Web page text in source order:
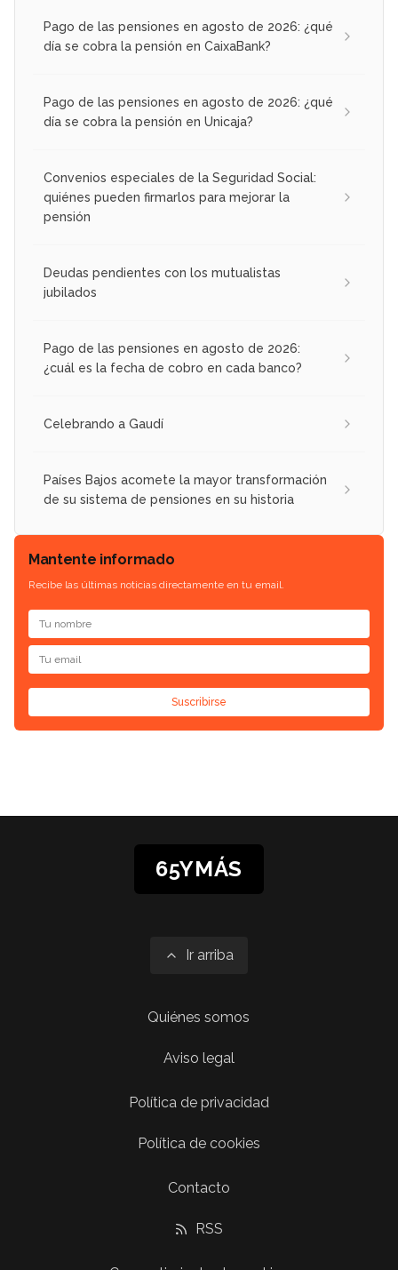
Pago de las pensiones en agosto de 2026: ¿qué
día se cobra la pensión en CaixaBank?
Pago de las pensiones en agosto de 2026: ¿qué
día se cobra la pensión en Unicaja?
Convenios especiales de la Seguridad Social:
quiénes pueden firmarlos para mejorar la
pensión
Deudas pendientes con los mutualistas
jubilados
Pago de las pensiones en agosto de 2026:
¿cuál es la fecha de cobro en cada banco?
Celebrando a Gaudí
Países Bajos acomete la mayor transformación
de su sistema de pensiones en su historia
Mantente informado
Recibe las últimas noticias directamente en tu email.
Suscribirse
65YMÁS
Ir arriba
Quiénes somos
Aviso legal
Política de privacidad
Política de cookies
Contacto
RSS